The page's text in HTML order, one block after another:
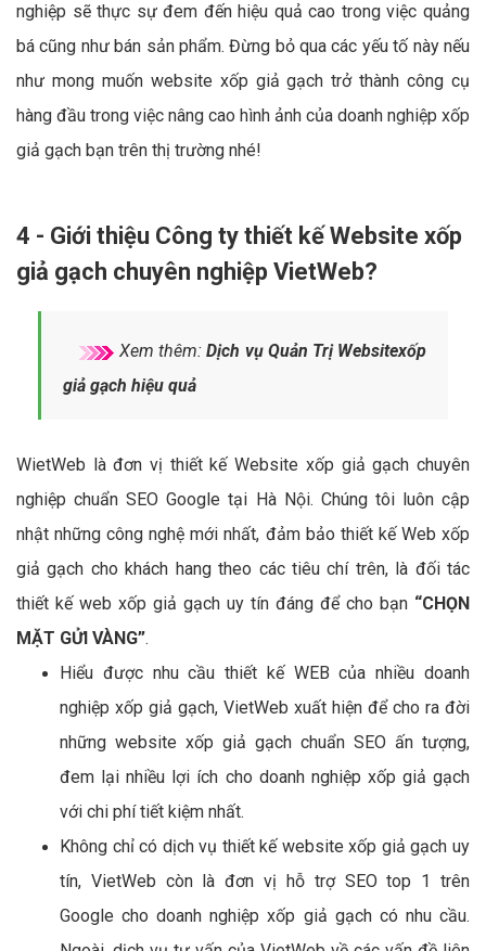
nghiệp sẽ thực sự đem đến hiệu quả cao trong việc quảng
bá cũng như bán sản phẩm. Đừng bỏ qua các yếu tố này nếu
như mong muốn website xốp giả gạch trở thành công cụ
hàng đầu trong việc nâng cao hình ảnh của doanh nghiệp xốp
giả gạch bạn trên thị trường nhé!
4 - Giới thiệu Công ty thiết kế Website xốp
giả gạch chuyên nghiệp VietWeb?
Xem thêm:Dịch vụ Quản Trị Websitexốp
giả gạch hiệu quả
WietWeb là đơn vị thiết kế Website xốp giả gạch chuyên
nghiệp chuẩn SEO Google tại Hà Nội. Chúng tôi luôn cập
nhật những công nghệ mới nhất, đảm bảo thiết kế Web xốp
giả gạch cho khách hang theo các tiêu chí trên, là đối tác
thiết kế web xốp giả gạch uy tín đáng để cho bạn “CHỌN
MẶT GỬI VÀNG”.
Hiểu được nhu cầu thiết kế WEB của nhiều doanh
nghiệp xốp giả gạch, VietWeb xuất hiện để cho ra đời
những website xốp giả gạch chuẩn SEO ấn tượng,
đem lại nhiều lợi ích cho doanh nghiệp xốp giả gạch
với chi phí tiết kiệm nhất.
Không chỉ có dịch vụ thiết kế website xốp giả gạch uy
tín, VietWeb còn là đơn vị hỗ trợ SEO top 1 trên
Google cho doanh nghiệp xốp giả gạch có nhu cầu.